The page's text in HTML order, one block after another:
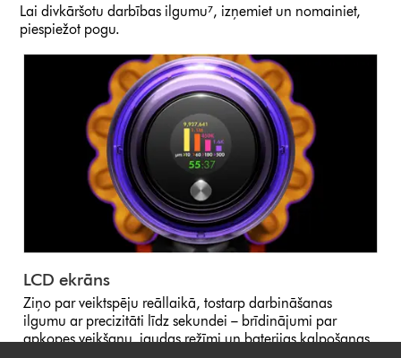
Lai divkāršotu darbības ilgumu⁷, izņemiet un nomainiet,
piespiežot pogu.
LCD ekrāns
Ziņo par veiktspēju reāllaikā, tostarp darbināšanas
ilgumu ar precizitāti līdz sekundei – brīdinājumi par
apkopes veikšanu, jaudas režīmi un baterijas kalpošanas